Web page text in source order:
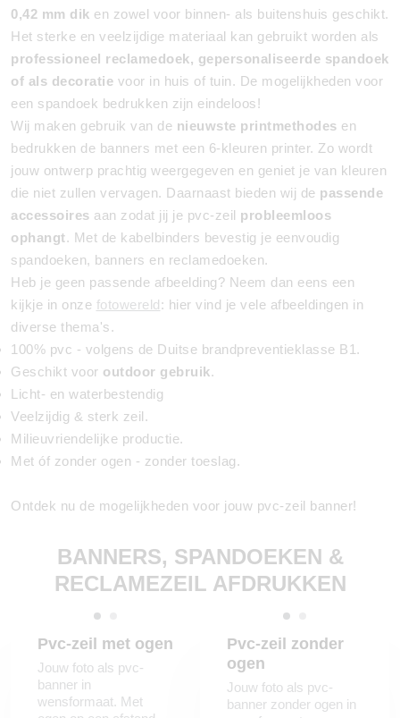
0,42 mm dik en zowel voor binnen- als buitenshuis geschikt.
Het sterke en veelzijdige materiaal kan gebruikt worden als
professioneel reclamedoek, gepersonaliseerde spandoek
of als decoratie voor in huis of tuin. De mogelijkheden voor
een spandoek bedrukken zijn eindeloos!
Wij maken gebruik van de nieuwste printmethodes en
bedrukken de banners met een 6-kleuren printer. Zo wordt
jouw ontwerp prachtig weergegeven en geniet je van kleuren
die niet zullen vervagen. Daarnaast bieden wij de passende
accessoires aan zodat jij je pvc-zeil probleemloos
ophangt. Met de kabelbinders bevestig je eenvoudig
spandoeken, banners en reclamedoeken.
Heb je geen passende afbeelding? Neem dan eens een
kijkje in onze fotowereld: hier vind je vele afbeeldingen in
diverse thema's.
100% pvc - volgens de Duitse brandpreventieklasse B1.
Geschikt voor outdoor gebruik.
Licht- en waterbestendig
Veelzijdig & sterk zeil.
Milieuvriendelijke productie.
Met óf zonder ogen - zonder toeslag.
Ontdek nu de mogelijkheden voor jouw pvc-zeil banner!
BANNERS, SPANDOEKEN &
RECLAMEZEIL AFDRUKKEN
Pvc-zeil met ogen
Jouw foto als pvc-
banner in
wensformaat. Met
Pvc-zeil zonder
ogen
Jouw foto als pvc-
banner zonder ogen in